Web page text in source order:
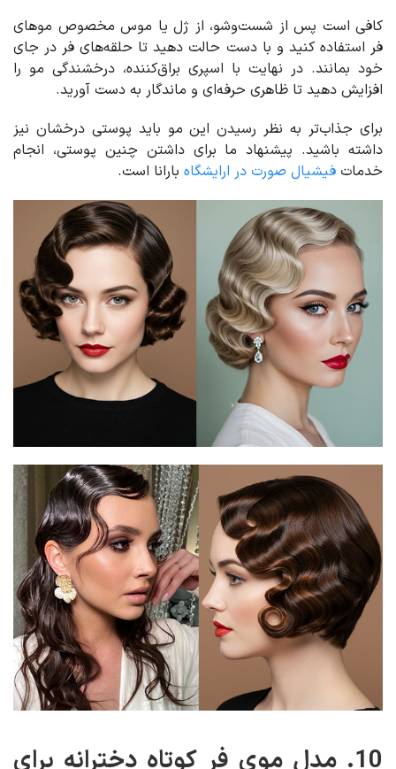
کافی است پس از شست‌وشو، از ژل یا موس مخصوص موهای
فر استفاده کنید و با دست حالت دهید تا حلقه‌های فر در جای
خود بمانند. در نهایت با اسپری براق‌کننده، درخشندگی مو را
افزایش دهید تا ظاهری حرفه‌ای و ماندگار به دست آورید.
برای جذاب‌تر به نظر رسیدن این مو باید پوستی درخشان نیز
داشته باشید. پیشنهاد ما برای داشتن چنین پوستی، انجام
خدمات فیشیال صورت در ارایشگاه بارانا است.